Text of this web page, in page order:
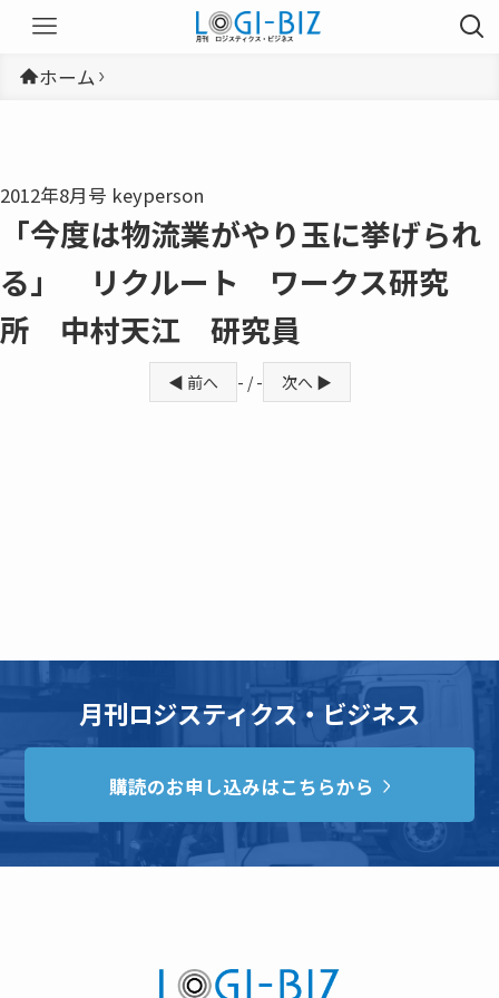
ホーム
2012年8月号 keyperson
「今度は物流業がやり玉に挙げられ
る」 リクルート ワークス研究
所 中村天江 研究員
◀ 前へ - / - 次へ ▶
月刊ロジスティクス・ビジネス
購読のお申し込みはこちらから